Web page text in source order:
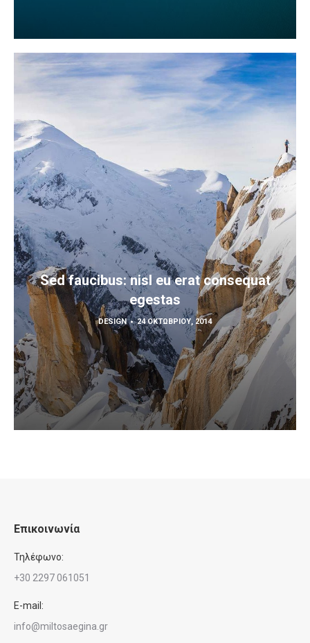
Sed faucibus: nisl eu erat consequat
egestas
DESIGN 24 ΟΚΤΩΒΡΊΟΥ, 2014
Επικοινωνία
Τηλέφωνο:
+30 2297 061051
E-mail:
info@miltosaegina.gr